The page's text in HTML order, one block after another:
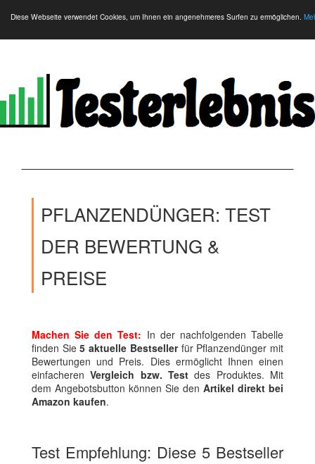
Diese Webseite verwendet Cookies, um Ihnen ein angenehmeres Surfen zu ermöglichen.
PFLANZENDÜNGER: TEST
DER BEWERTUNG &
PREISE
Machen Sie den Test: In der nachfolgenden Tabelle
finden Sie5 aktuelle Bestsellerfür Pflanzendünger mit
Bewertungen und Preis. Dies ermöglicht Ihnen einen
einfacherenVergleich bzw. Test des Produktes. Mit
dem Angebotsbutton können Sie den Artikel direkt bei
Amazon kaufen.
Test Empfehlung: Diese 5 Bestseller